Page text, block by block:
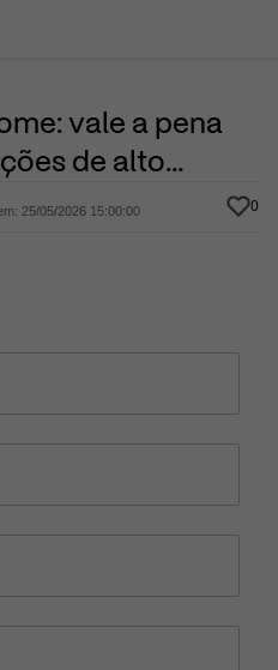
vale a pena
de alto
25/05/2026 15:00:00 0